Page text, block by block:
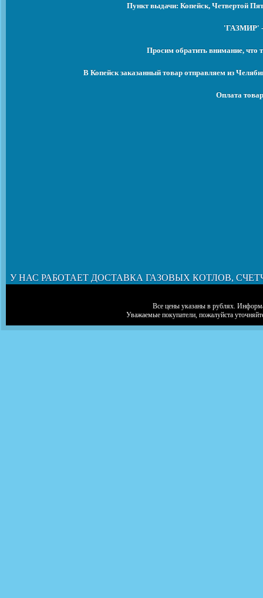
Пункт выдачи: Копейск, Четвертой
'ГАЗМИР' -
Просим обратить внимание, что
В Копейск заказанный товар отправляем из
Оплата
У НАС РАБОТАЕТ ДОСТАВКА ГАЗОВЫХ КОТЛОВ,
Все цены указаны в рублях.
Уважаемые покупатели, пожалуйста